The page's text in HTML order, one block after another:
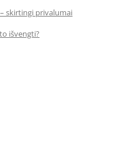
skirtingi privalumai
išvengti?